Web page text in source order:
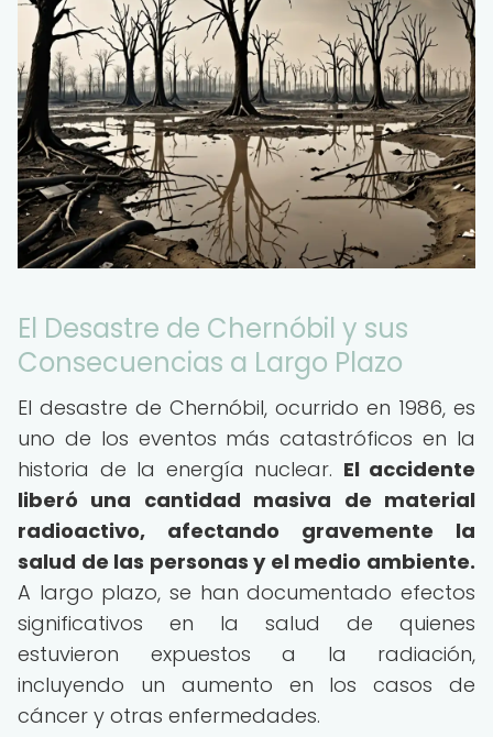
El Desastre de Chernóbil y sus
Consecuencias a Largo Plazo
El desastre de Chernóbil, ocurrido en 1986, es
uno de los eventos más catastróficos en la
historia de la energía nuclear. El accidente
liberó una cantidad masiva de material
radioactivo, afectando gravemente la
salud de las personas y el medio ambiente.
A largo plazo, se han documentado efectos
significativos en la salud de quienes
estuvieron expuestos a la radiación,
incluyendo un aumento en los casos de
cáncer y otras enfermedades.